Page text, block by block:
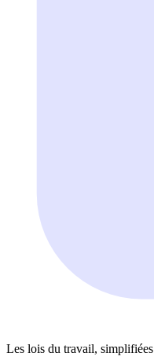
Les lois du travail, simplifiées